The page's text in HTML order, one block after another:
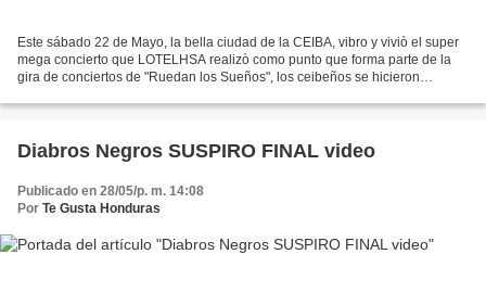
Este sábado 22 de Mayo, la bella ciudad de la CEIBA, vibro y viviò el super
mega concierto que LOTELHSA realizò como punto que forma parte de la
gira de conciertos de "Ruedan los Sueños", los ceibeños se hicieron
Diabros Negros SUSPIRO FINAL video
Publicado en 28/05/p. m. 14:08
Por Te Gusta Honduras